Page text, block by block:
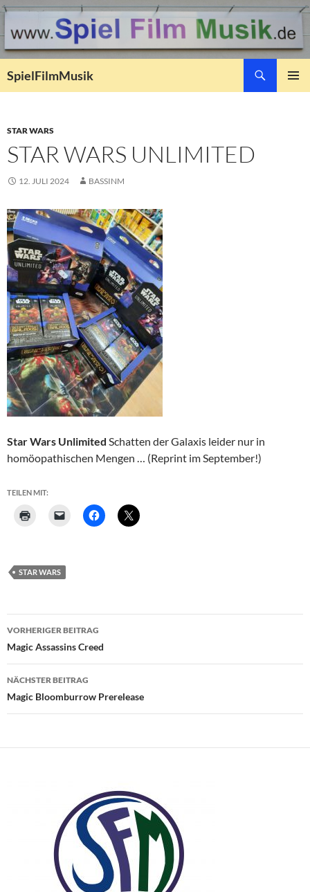
SpielFilmMusik
STAR WARS
STAR WARS UNLIMITED
12. JULI 2024 BASSINM
Star Wars Unlimited Schatten der Galaxis leider nur in
homöopathischen Mengen … (Reprint im September!)
TEILEN MIT:
STAR WARS
Beitragsnavigation
VORHERIGER BEITRAG
Magic Assassins Creed
NÄCHSTER BEITRAG
Magic Bloomburrow Prerelease